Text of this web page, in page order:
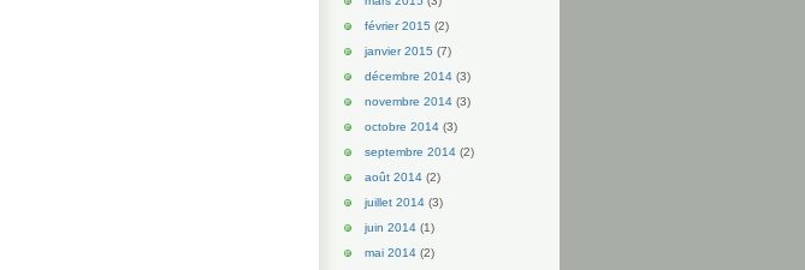
février 2015 (2)
janvier 2015 (7)
décembre 2014 (3)
novembre 2014 (3)
octobre 2014 (3)
septembre 2014 (2)
août 2014 (2)
juillet 2014 (3)
juin 2014 (1)
mai 2014 (2)